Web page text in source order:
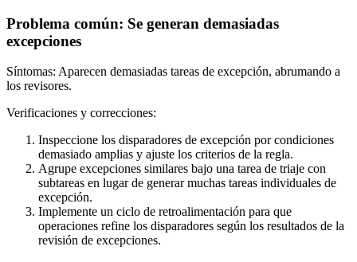
Problema común: Se generan demasiadas
excepciones
Síntomas: Aparecen demasiadas tareas de excepción, abrumando a
los revisores.
Verificaciones y correcciones:
Inspeccione los disparadores de excepción por condiciones
demasiado amplias y ajuste los criterios de la regla.
Agrupe excepciones similares bajo una tarea de triaje con
subtareas en lugar de generar muchas tareas individuales de
excepción.
Implemente un ciclo de retroalimentación para que
operaciones refine los disparadores según los resultados de la
revisión de excepciones.